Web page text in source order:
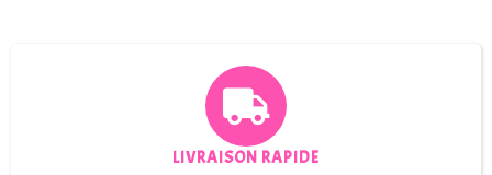
LIVRAISON RAPIDE